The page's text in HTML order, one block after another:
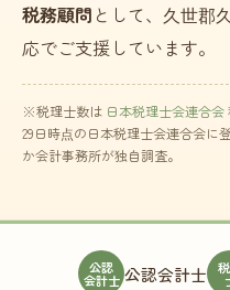
税務顧問 として、久世郡
応でご支援しています。
※税理士数は 日本税理士会連合
29日時点の日本税理士会連合会に
か会計事務所が独自調査。
公認
会計士 公認会計士